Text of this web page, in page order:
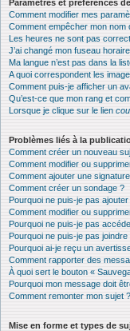
Paramètres et préférences
Comment modifier mes
Comment empêcher mon nom
Les heures ne sont pas
J’ai changé mon fuseau
Ma langue n’est pas dans la
A quoi correspondent les
Comment puis-je afficher un
Qu’est-ce que mon rang et
Lorsque je clique sur le lien
Problèmes liés à la
Comment créer un nouveau
Comment modifier ou
Comment ajouter une
Comment créer un sondage ?
Pourquoi ne puis-je pas
Comment modifier ou
Pourquoi ne puis-je pas
Pourquoi ne puis-je pas
Pourquoi ai-je reçu un
Comment rapporter des
À quoi sert le bouton «
Pourquoi mon message doit
Comment remonter mon sujet ?
Mise en forme et types de